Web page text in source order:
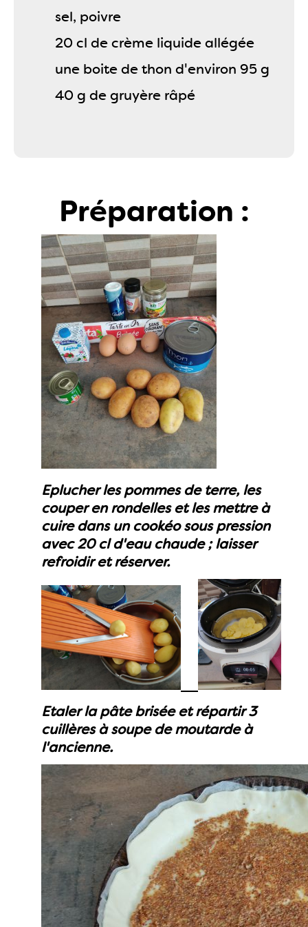
sel, poivre
20 cl de crème liquide allégée
une boite de thon d'environ 95 g
40 g de gruyère râpé
Préparation :
Eplucher les pommes de terre, les
couper en rondelles et les mettre à
cuire dans un cookéo sous pression
avec 20 cl d'eau chaude ; laisser
refroidir et réserver.
Etaler la pâte brisée et répartir 3
cuillères à soupe de moutarde à
l'ancienne.